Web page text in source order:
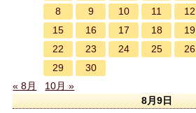
8
9 10 11 12
15
16 17 18 19
22
23 24 25 26
29
30
« 8月
10月 »
8月9日